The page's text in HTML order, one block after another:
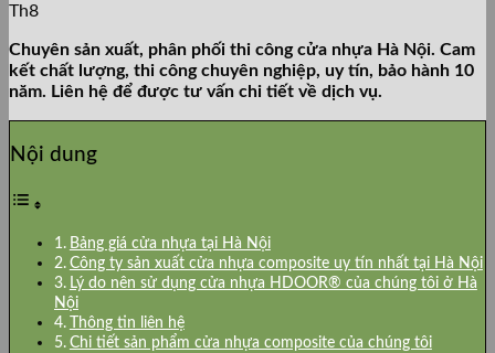
Th8
Chuyên sản xuất, phân phối thi công cửa nhựa Hà Nội. Cam
kết chất lượng, thi công chuyên nghiệp, uy tín, bảo hành 10
năm. Liên hệ để được tư vấn chi tiết về dịch vụ.
Nội dung
Bảng giá cửa nhựa tại Hà Nội
Công ty sản xuất cửa nhựa composite uy tín nhất tại Hà Nội
Lý do nên sử dụng cửa nhựa HDOOR® của chúng tôi ở Hà
Nội
Thông tin liên hệ
Chi tiết sản phẩm cửa nhựa composite của chúng tôi